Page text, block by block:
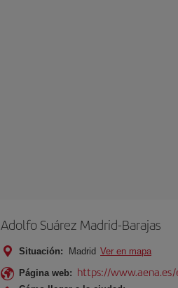
Adolfo Suárez Madrid-Barajas
Situación: Madrid Ver en mapa
Página web: https://